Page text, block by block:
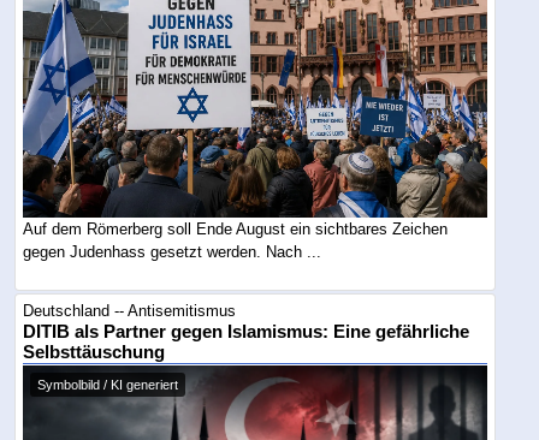
Auf dem Römerberg soll Ende August ein sichtbares Zeichen
gegen Judenhass gesetzt werden. Nach ...
Deutschland -- Antisemitismus
DITIB als Partner gegen Islamismus: Eine gefährliche
Selbsttäuschung
Symbolbild / KI generiert